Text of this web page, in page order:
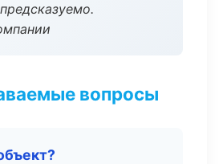
вопросы